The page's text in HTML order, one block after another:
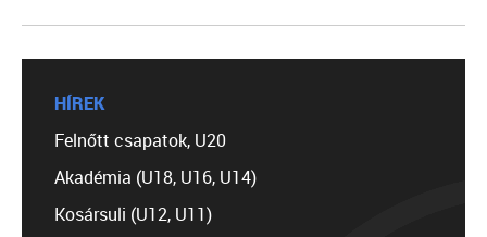
HÍREK
Felnőtt csapatok, U20
Akadémia (U18, U16, U14)
Kosársuli (U12, U11)